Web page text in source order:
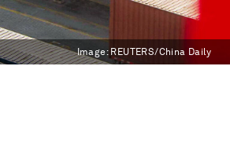
Image: REUTERS/China Daily